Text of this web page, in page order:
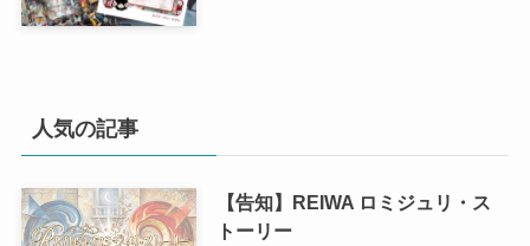
人気の記事
【告知】REIWA ロミジュリ・ス
トーリー